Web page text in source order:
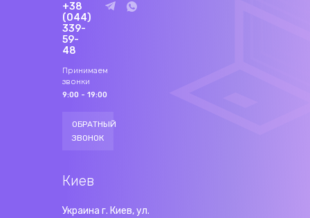
+38
(044)
339-
59-
48
Принимаем
звонки
9:00 - 19:00
ОБРАТНЫЙ
ЗВОНОК
Киев
Украина г. Киев, ул.